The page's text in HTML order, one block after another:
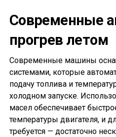
Современные
прогрев летом
Современные машины
системами, которые
подачу топлива и
холодном запуске.
масел обеспечивает
температуры двигателя, и
требуется — достаточно